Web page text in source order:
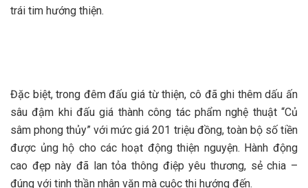
trái tim hướng thiện.
Đặc biệt, trong đêm đấu giá từ thiện, cô đã ghi thêm dấu ấn
sâu đậm khi đấu giá thành công tác phẩm nghệ thuật “Củ
sâm phong thủy” với mức giá 201 triệu đồng, toàn bộ số tiền
được ủng hộ cho các hoạt động thiện nguyện. Hành động
cao đẹp này đã lan tỏa thông điệp yêu thương, sẻ chia –
đúng với tinh thần nhân văn mà cuộc thi hướng đến.